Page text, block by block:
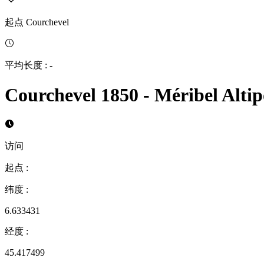
起点 Courchevel
平均长度 : -
Courchevel 1850 - Méribel
访问
起点 :
纬度 :
6.633431
经度 :
45.417499